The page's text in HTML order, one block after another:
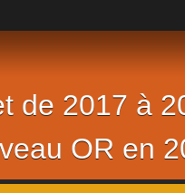
de 2017 à
OR en